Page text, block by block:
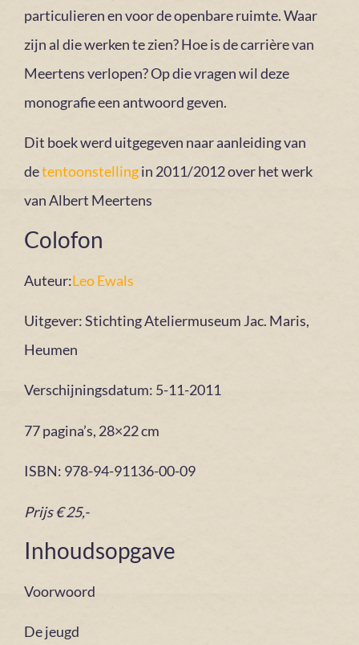
particulieren en voor de openbare ruimte. Waar
zijn al die werken te zien? Hoe is de carrière van
Meertens verlopen? Op die vragen wil deze
monografie een antwoord geven.
Dit boek werd uitgegeven naar aanleiding van
detentoonstellingin 2011/2012 over het werk
van Albert Meertens
Colofon
Auteur:Leo Ewals
Uitgever: Stichting Ateliermuseum Jac. Maris,
Heumen
Verschijningsdatum: 5-11-2011
77 pagina’s, 28×22 cm
ISBN: 978-94-91136-00-09
Prijs € 25,-
Inhoudsopgave
Voorwoord
De jeugd